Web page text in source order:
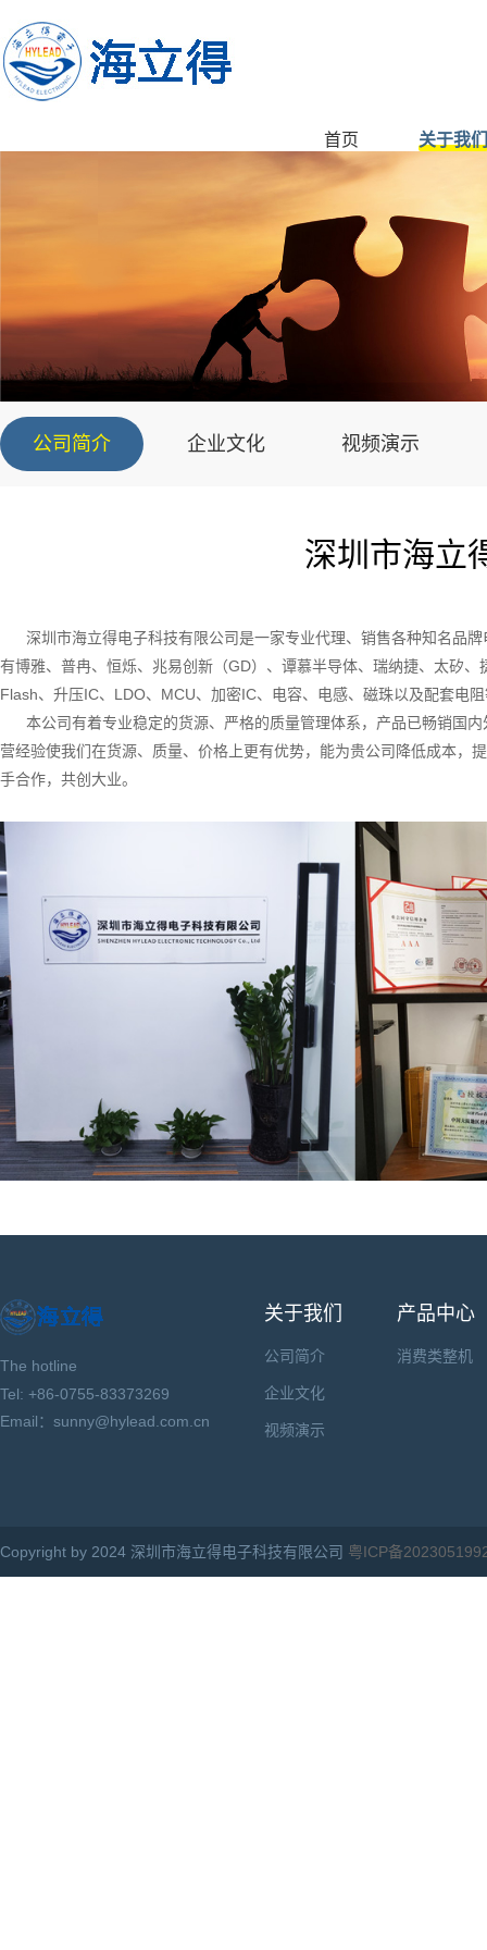
首页 关于我们
公司简介 企业文化 视频演示
深圳市海立
深圳市海立得电子科技有限公司是一家专业代理、销售各种知名品牌
有博雅、普冉、恒烁、兆易创新（GD）、谭慕半导体、瑞纳捷、太矽
Flash、升压IC、LDO、MCU、加密IC、电容、电感、磁珠以及配套电
本公司有着专业稳定的货源、严格的质量管理体系，产品已畅销国内
营经验使我们在货源、质量、价格上更有优势，能为贵公司降低成本，
手合作，共创大业。
The hotline
Tel: +86-0755-83373269
Email：sunny@hylead.com.cn
关于我们
公司简介
企业文化
视频演示
产品中心
消费类整机
Copyright by 2024 深圳市海立得电子科技有限公司 粤ICP备